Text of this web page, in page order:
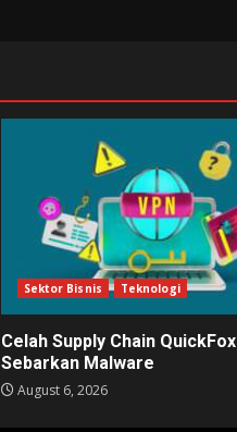
Sektor Bisnis Teknologi
Celah Supply Chain QuickFox
Sebarkan Malware
August 6, 2026